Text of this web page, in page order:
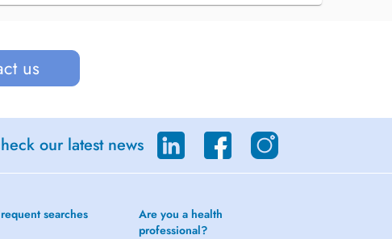
us
our latest news
searches
Are you a health
professional?